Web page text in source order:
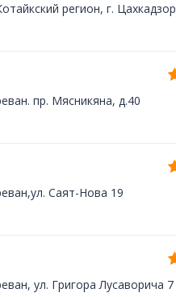
регион, г. Цахкадзор
пр. Мясникяна, д.40
Саят-Нова 19
ул. Григора Лусаворича 7